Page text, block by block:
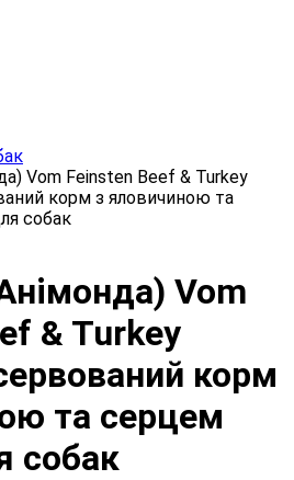
Vom Feinsten Beef & Turkey
корм з яловичиною та
собак
Vom
& Turkey
корм
та серцем
собак